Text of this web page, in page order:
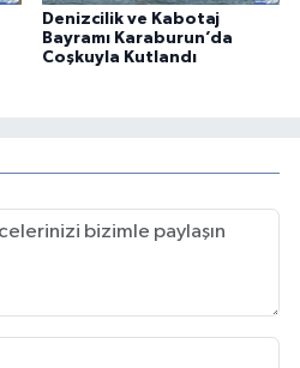
Denizcilik ve Kabotaj
Bayramı Karaburun’da
Coşkuyla Kutlandı